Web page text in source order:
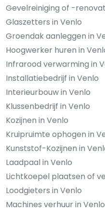
Gevelreiniging of -
Glaszetters in Venlo
Groendak aanleggen in
Hoogwerker huren in
Infrarood verwarming in
Installatiebedrijf in Venlo
Interieurbouw in Venlo
Klussenbedrijf in Venlo
Kozijnen in Venlo
Kruipruimte ophogen in
Kunststof-Kozijnen in
Laadpaal in Venlo
Lichtkoepel plaatsen of
Loodgieters in Venlo
Machines verhuur in Venlo